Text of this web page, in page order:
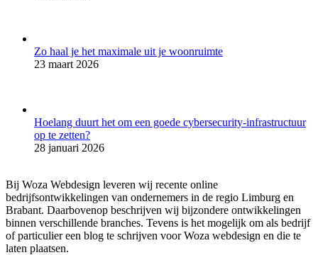
Zo haal je het maximale uit je woonruimte
23 maart 2026
Hoelang duurt het om een goede cybersecurity-infrastructuur
op te zetten?
28 januari 2026
Bij Woza Webdesign leveren wij recente online
bedrijfsontwikkelingen van ondernemers in de regio Limburg en
Brabant. Daarbovenop beschrijven wij bijzondere ontwikkelingen
binnen verschillende branches. Tevens is het mogelijk om als bedrijf
of particulier een blog te schrijven voor Woza webdesign en die te
laten plaatsen.